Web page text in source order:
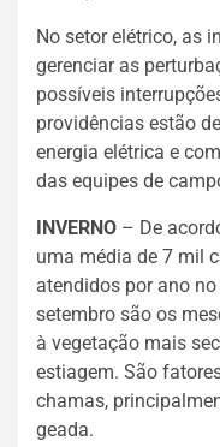
No setor elétrico, as
gerenciar as
possíveis
providências estão
energia elétrica e
das equipes de
INVERNO – De
uma média de 7 mil
atendidos por ano
setembro são os
à vegetação mais
estiagem. São
chamas,
geada.